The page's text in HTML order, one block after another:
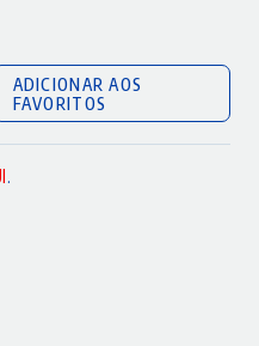
ADICIONAR AOS
FAVORITOS
.